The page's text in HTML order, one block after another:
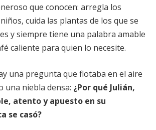
que conocen: arregla los
cuida las plantas de los que se
y siempre tiene una palabra amable
caliente para quien lo necesite.
una pregunta que flotaba en el aire
una niebla densa: ¿Por qué Julián,
atento y apuesto en su
se casó?